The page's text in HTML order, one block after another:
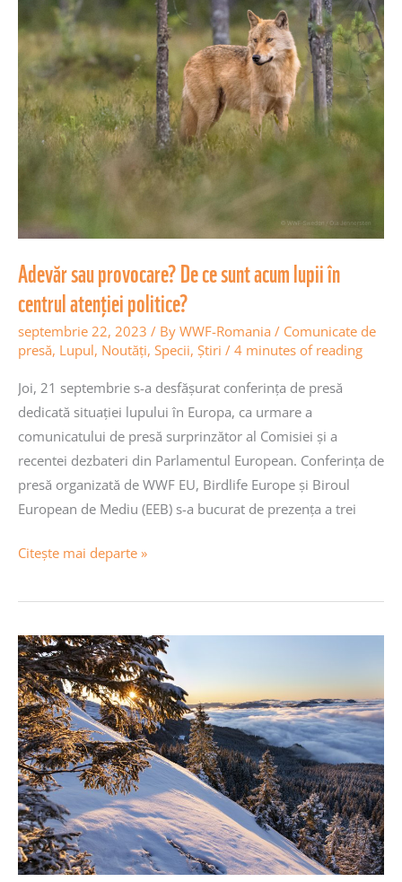
Adevăr sau provocare? De ce sunt acum lupii în
centrul atenției politice?
septembrie 22, 2023 / By WWF-Romania / Comunicate de
presă, Lupul, Noutăţi, Specii, Știri / 4 minutes of reading
Joi, 21 septembrie s-a desfășurat conferința de presă
dedicată situației lupului în Europa, ca urmare a
comunicatului de presă surprinzător al Comisiei și a
recentei dezbateri din Parlamentul European. Conferința de
presă organizată de WWF EU, Birdlife Europe și Biroul
European de Mediu (EEB) s-a bucurat de prezența a trei
ce
sunt
acum
lupii
în
centrul
politice?
Citește mai departe »
Reușita
PNS
înseamnă
un
nou
eșec
în
gestionarea
conflictelor
cu